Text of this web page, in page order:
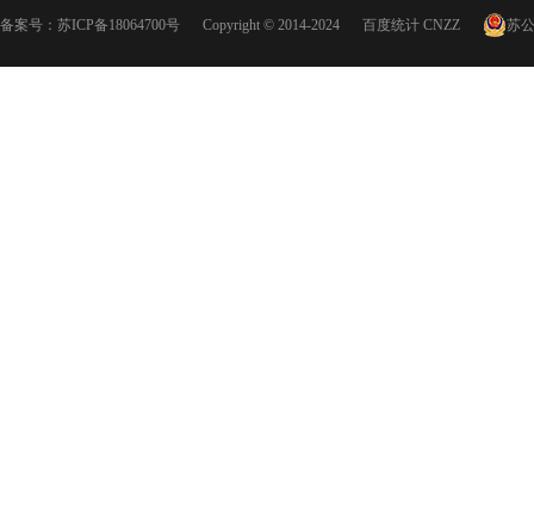
备案号： 苏ICP备18064700号 Copyright © 2014-2024 百度统计 CNZZ 苏